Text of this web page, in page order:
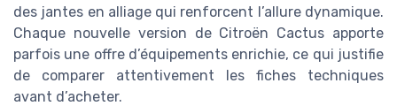
des jantes en alliage qui renforcent l’allure dynamique.
Chaque nouvelle version de Citroën Cactus apporte
parfois une offre d’équipements enrichie, ce qui justifie
de comparer attentivement les fiches techniques
avant d’acheter.